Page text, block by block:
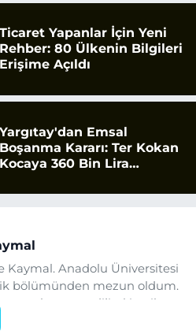
Ticaret Yapanlar İçin Yeni
Rehber: 80 Ülkenin Bilgileri
Erişime Açıldı
Yargıtay'dan Emsal
Boşanma Kararı: Ter Kokan
Kocaya 360 Bin Lira
Kaymal. Anadolu Üniversitesi
bölümünden mezun oldum.
boyunca dijital içerik
arama motoru